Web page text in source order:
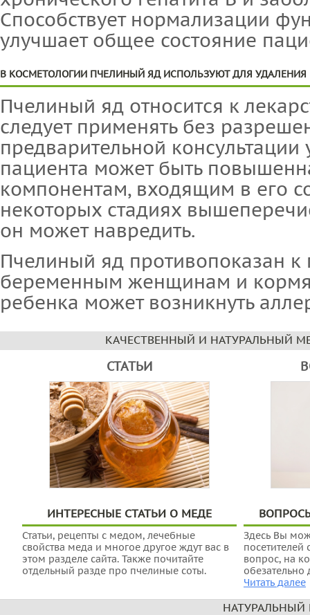
Способствует нормализации
улучшает общее состояние
В КОСМЕТОЛОГИИ ПЧЕЛИНЫЙ ЯД ИСПОЛЬЗУЮТ ДЛЯ
Пчелиный яд относится к
следует применять без
предварительной
пациента может быть
компонентам, входящим в его
некоторых стадиях
он может навредить.
Пчелиный яд противопоказан
беременным женщинам и
ребенка может возникнуть
КАЧЕСТВЕННЫЙ И НАТУРАЛЬНЫЙ
СТАТЬИ
ИНТЕРЕСНЫЕ СТАТЬИ О МЕДЕ
Статьи, рецепты с медом, лечебные
свойства меда и многое другое ждут вас в
этом разделе сайта. Также почитайте
отдельный разде про пчелиные соты.
Здесь Вы
посетителей
вопрос, на
обезательно
Читать далее
НАТУРАЛЬНЫЙ